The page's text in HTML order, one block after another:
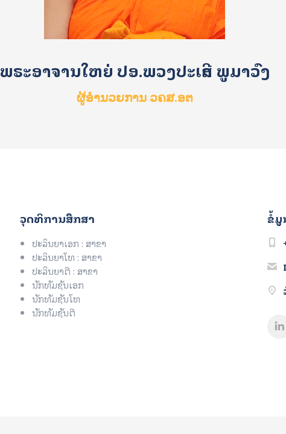
ພຣະອາຈານໃຫຍ່ ປອ.ພວງປະເສີດ ພູມາວົງ
ຜູ້ອໍານວຍການ ວຄສ.ອຕ
ວຸດທິການສຶກສາ
ປະລິນຍາເອກ : ສາຂາ
ປະລິນຍາໂທ : ສາຂາ
ປະລິນຍາຕີ : ສາຂາ
ນັກທັມຊັນເອກ
ນັກທັມຊັນໂທ
ນັກທັມຊັນຕີ
ຂໍ້ມູ